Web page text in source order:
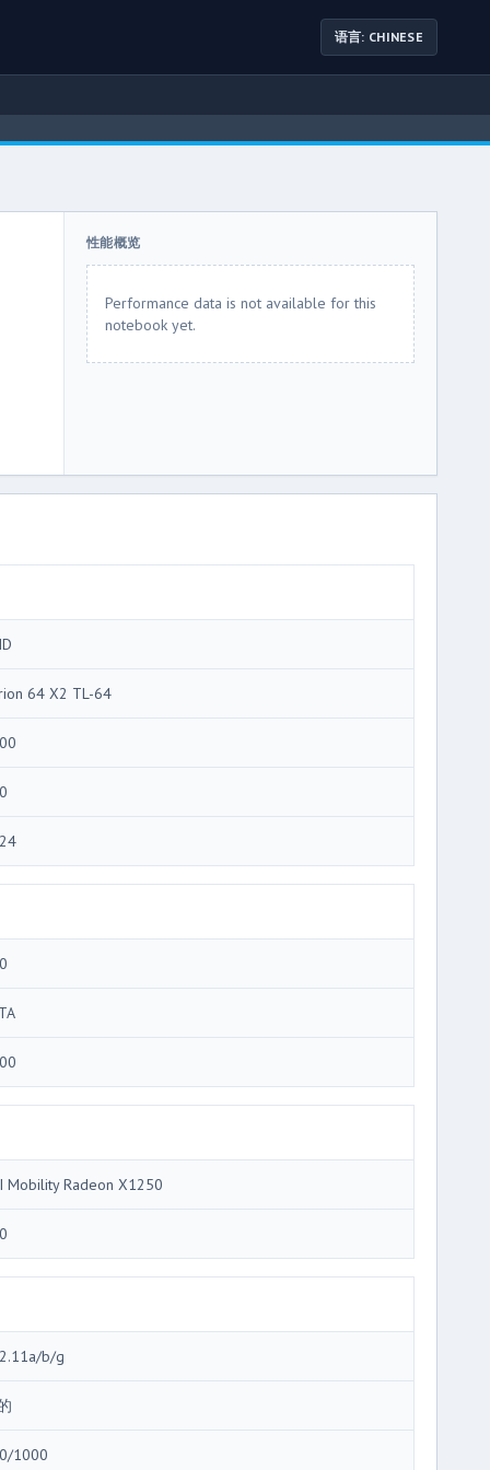
语言: CHINESE
性能概览
Performance data is not available for this
notebook yet.
64 X2 TL-64
Mobility Radeon X1250
b/g
1000